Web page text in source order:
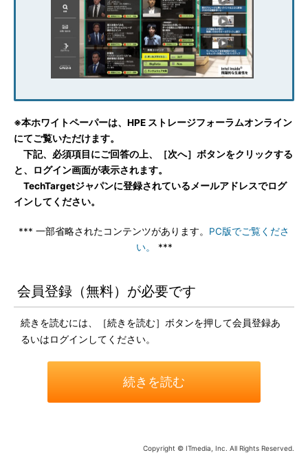
※本ホワイトペーパーは、HPE ストレージフォーラムオンライン
にてご覧いただけます。
下記、必須項目にご回答の上、［次へ］ボタンをクリックする
と、ログイン画面が表示されます。
TechTargetジャパンに登録されているメールアドレスでログ
インしてください。
*** 一部省略されたコンテンツがあります。 PC版でご覧くださ
い。
***
会員登録（無料）が必要です
続きを読むには、［続きを読む］ボタンを押して会員登録あ
るいはログインしてください。
続きを読む
Copyright © ITmedia, Inc. All Rights Reserved.